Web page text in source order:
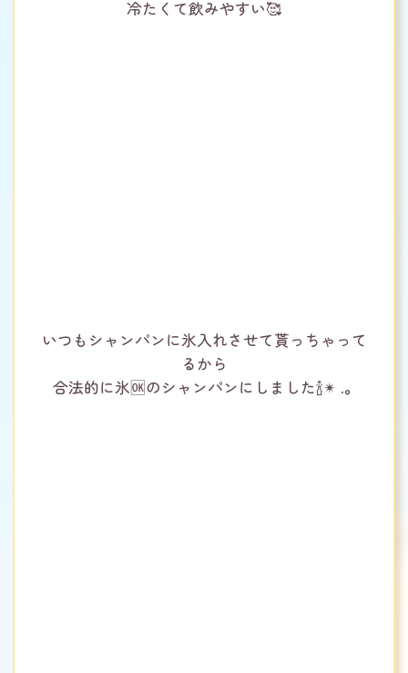
冷たくて飲みやすい🥰
いつもシャンパンに氷入れさせて貰っちゃって
るから
合法的に氷🆗のシャンパンにしました🍾✴︎ .。